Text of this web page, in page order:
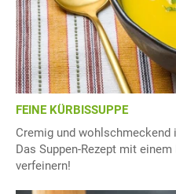
FEINE KÜRBISSUPPE
Cremig und
Das Suppen-Rezept mit
verfeinern!